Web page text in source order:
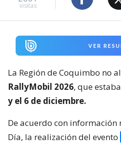
visitas
VER
La Región de Coquimbo no
RallyMobil 2026, que
y el 6 de diciembre.
De acuerdo con
Día, la realización del evento